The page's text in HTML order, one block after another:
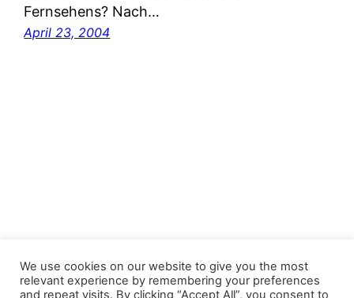
Fernsehens? Nach…
April 23, 2004
We use cookies on our website to give you the most
relevant experience by remembering your preferences
and repeat visits. By clicking “Accept All”, you consent to